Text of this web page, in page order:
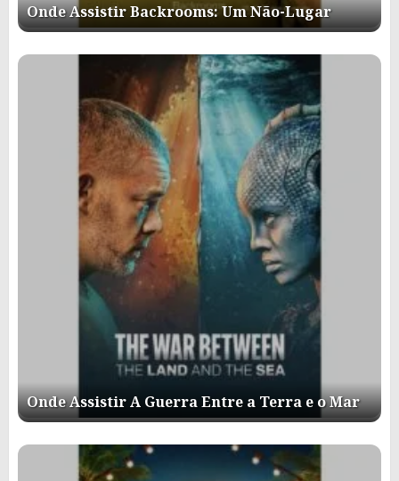
Onde Assistir Backrooms: Um Não-Lugar
Onde Assistir A Guerra Entre a Terra e o Mar